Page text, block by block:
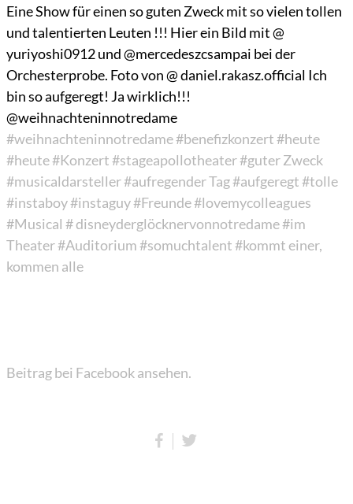
Eine Show für einen so guten Zweck mit so vielen tollen
und talentierten Leuten !!! Hier ein Bild mit @
yuriyoshi0912 und @mercedeszcsampai bei der
Orchesterprobe. Foto von @ daniel.rakasz.official Ich
bin so aufgeregt! Ja wirklich!!!
@weihnachteninnotredame
#weihnachteninnotredame#benefizkonzert#heute
#heute#Konzert#stageapollotheater#guter Zweck
#musicaldarsteller#aufregender Tag#aufgeregt#tolle
#instaboy#instaguy#Freunde#lovemycolleagues
#Musical # disneyderglöcknervonnotredame#im
Theater#Auditorium#somuchtalent#kommt einer,
kommen alle
Beitrag bei Facebook ansehen.